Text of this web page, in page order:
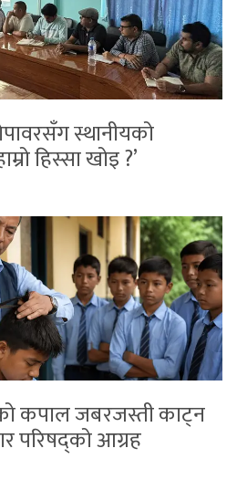
स्थानीयको
हिस्सा खोइ ?’
कपाल जबरजस्ती काट्न
परिषद्को आग्रह